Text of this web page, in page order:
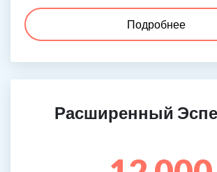
Подробнее
Расширенный